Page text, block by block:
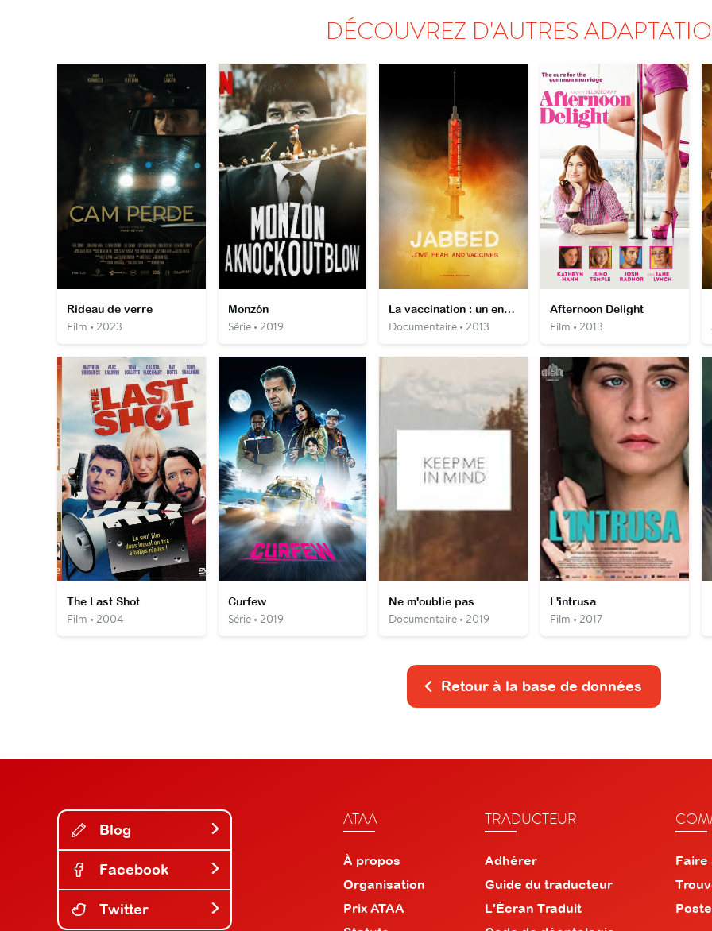
DÉCOUVREZ D'AUTRES
Rideau de verre
Film • 2023
Monzón
Série • 2019
La vaccination : un enjeu de santé publique
Documentaire • 2013
Afternoon Delight
Film • 2013
The Last Shot
Film • 2004
Curfew
Série • 2019
Ne m'oublie pas
Documentaire • 2019
L'intrusa
Film • 2017
Retour à la base de données
Blog
Facebook
Twitter
ATAA
À propos
Organisation
Prix ATAA
TRADUCTEUR
Adhérer
Guide du traducteur
L'Écran Traduit